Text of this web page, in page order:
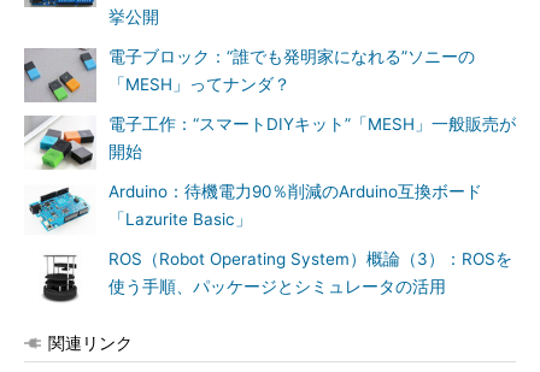
挙公開
電子ブロック：“誰でも発明家になれる”ソニーの
「MESH」ってナンダ？
電子工作：“スマートDIYキット”「MESH」一般販売が
開始
Arduino：待機電力90％削減のArduino互換ボード
「Lazurite Basic」
ROS（Robot Operating System）概論（3）：ROSを
使う手順、パッケージとシミュレータの活用
関連リンク